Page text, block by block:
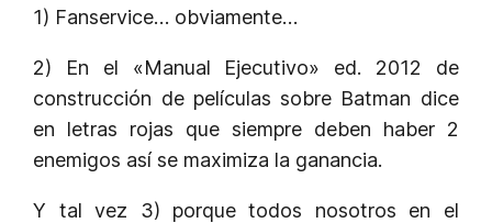
1) Fanservice… obviamente…
2) En el «Manual Ejecutivo» ed. 2012 de
construcción de películas sobre Batman dice
en letras rojas que siempre deben haber 2
enemigos así se maximiza la ganancia.
Y tal vez 3) porque todos nosotros en el